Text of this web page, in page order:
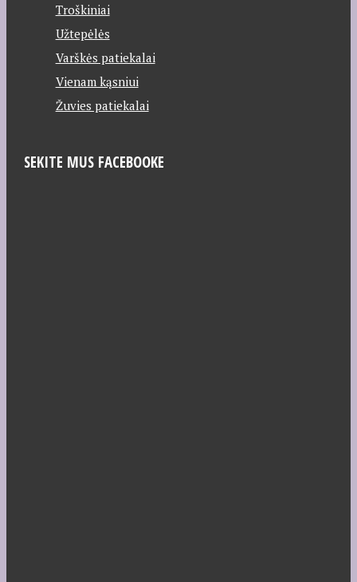
Troškiniai
Užtepėlės
Varškės patiekalai
Vienam kąsniui
Žuvies patiekalai
SEKITE MUS FACEBOOKE